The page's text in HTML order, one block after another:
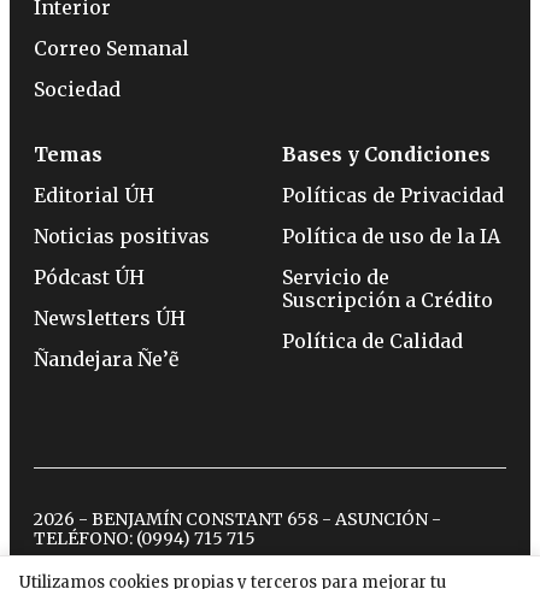
Utilizamos cookies propias y terceros para mejorar tu
Interior
Correo Semanal
Sociedad
Temas
Editorial ÚH
Noticias positivas
Pódcast ÚH
Newsletters ÚH
Ñandejara Ñe’ẽ
Bases y Condiciones
Políticas de Privacidad
Política de uso de la IA
Servicio de
Suscripción a Crédito
Política de Calidad
2026 - BENJAMÍN CONSTANT 658 - ASUNCIÓN -
TELÉFONO: (0994) 715 715